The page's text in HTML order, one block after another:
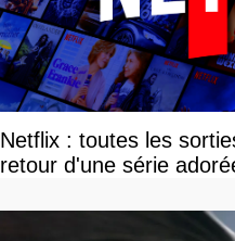
Netflix : toutes les
retour d'une série